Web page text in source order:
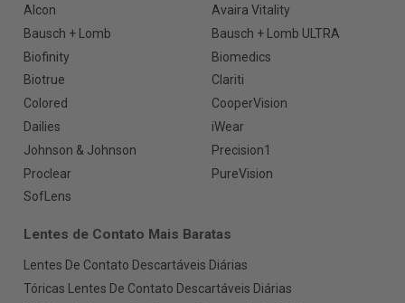
Alcon
Avaira Vitality
Bausch + Lomb
Bausch + Lomb ULTRA
Biofinity
Biomedics
Biotrue
Clariti
Colored
CooperVision
Dailies
iWear
Johnson & Johnson
Precision1
Proclear
PureVision
SofLens
Lentes de Contato Mais Baratas
Lentes De Contato Descartáveis Diárias
Tóricas Lentes De Contato Descartáveis Diárias